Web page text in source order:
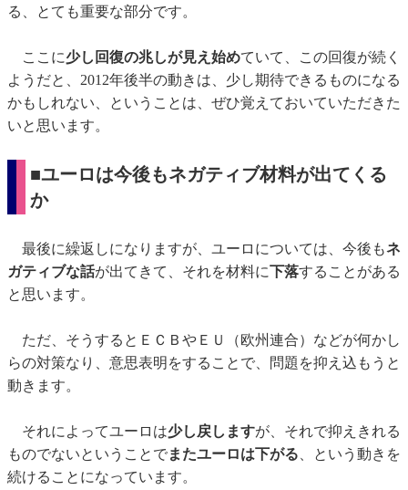
る、とても重要な部分です。
ここに少し回復の兆しが見え始めていて、この回復が続く
ようだと、2012年後半の動きは、少し期待できるものになる
かもしれない、ということは、ぜひ覚えておいていただきた
いと思います。
■ユーロは今後もネガティブ材料が出てくる
か
最後に繰返しになりますが、ユーロについては、今後もネ
ガティブな話が出てきて、それを材料に下落することがある
と思います。
ただ、そうするとＥＣＢやＥＵ（欧州連合）などが何かし
らの対策なり、意思表明をすることで、問題を抑え込もうと
動きます。
それによってユーロは少し戻しますが、それで抑えきれる
ものでないということでまたユーロは下がる 、という動きを
続けることになっています。